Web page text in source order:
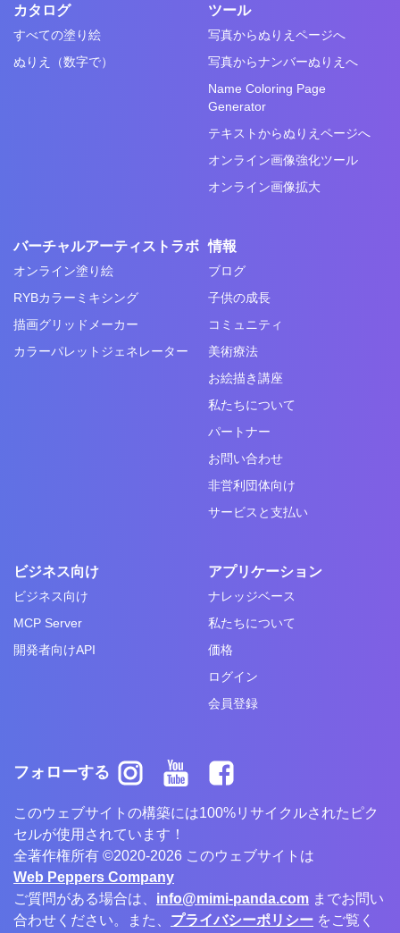
カタログ
すべての塗り絵
ぬりえ（数字で）
ツール
写真からぬりえページへ
写真からナンバーぬりえへ
Name Coloring Page
Generator
テキストからぬりえページへ
オンライン画像強化ツール
オンライン画像拡大
バーチャルアーティストラボ
オンライン塗り絵
RYBカラーミキシング
描画グリッドメーカー
カラーパレットジェネレーター
情報
ブログ
子供の成長
コミュニティ
美術療法
お絵描き講座
私たちについて
パートナー
お問い合わせ
非営利団体向け
サービスと支払い
ビジネス向け
ビジネス向け
MCP Server
開発者向けAPI
アプリケーション
ナレッジベース
私たちについて
価格
ログイン
会員登録
フォローする
このウェブサイトの構築には100%リサイクルされたピク
セルが使用されています！
全著作権所有 ©2020-2026 このウェブサイトは
Web Peppers Company
ご質問がある場合は、 info@mimi-panda.com までお問い
合わせください。また、 プライバシーポリシー をご覧く